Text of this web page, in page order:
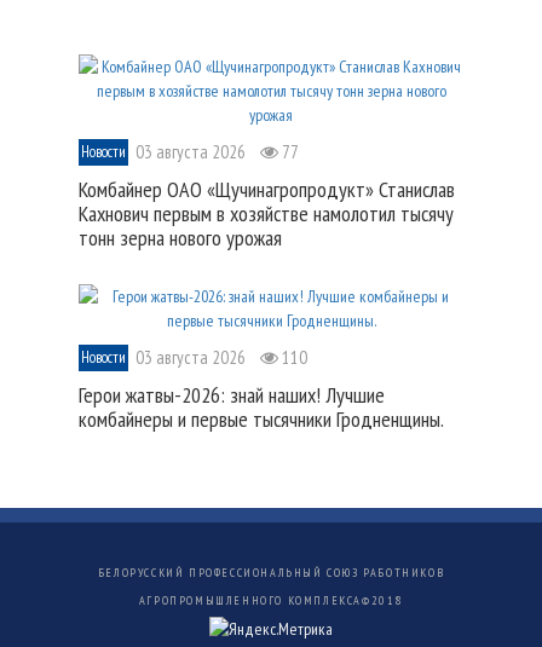
Новости 03 августа 2026 77
Комбайнер ОАО «Щучинагропродукт» Станислав
Кахнович первым в хозяйстве намолотил тысячу
тонн зерна нового урожая
Новости 03 августа 2026 110
Герои жатвы-2026: знай наших! Лучшие
комбайнеры и первые тысячники Гродненщины.
БЕЛОРУССКИЙ ПРОФЕССИОНАЛЬНЫЙ СОЮЗ РАБОТНИКОВ
АГРОПРОМЫШЛЕННОГО КОМПЛЕКСА© 2018